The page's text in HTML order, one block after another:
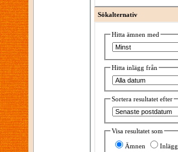
Sökalternativ
Hitta ämnen med
Hitta inlägg från
Sortera resultatet efter
Visa resultatet som
Ämnen Inlägg